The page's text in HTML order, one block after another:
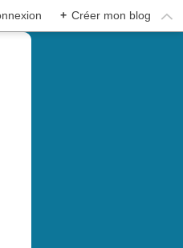
+ Créer mon blog